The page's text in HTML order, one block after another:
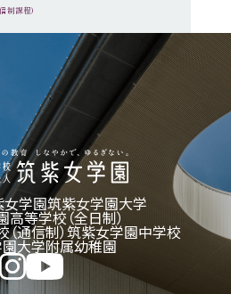
制課程)
女学園筑紫女学園大学
等学校（全日制）
通信制）筑紫女学園中学校
大学附属幼稚園